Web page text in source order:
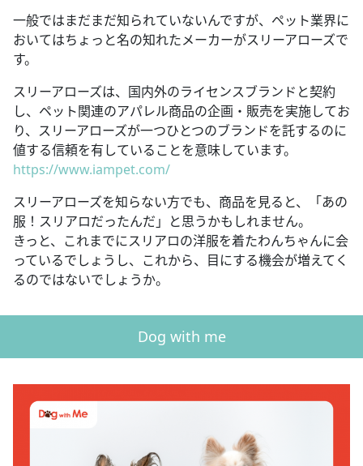
一般ではまだまだ知られていないんですが、ペット業界に
おいてはちょっと名の知れたメーカーがスリーアローズで
す。
スリーアローズは、国内外のライセンスブランドと契約
し、ペット関連のアパレル商品の企画・販売を実施してお
り、スリーアローズが一つひとつのブランドを託するのに
値する信頼を有していることを意味しています。
https://www.iampet.com/
スリーアローズを知らない方でも、商品を見ると、「あの
服！スリアロだったんだ」と思うかもしれません。
きっと、これまでにスリアロの洋服を着たわんちゃんに会
っているでしょうし、これから、目にする機会が増えてく
るのではないでしょうか。
Dog with me